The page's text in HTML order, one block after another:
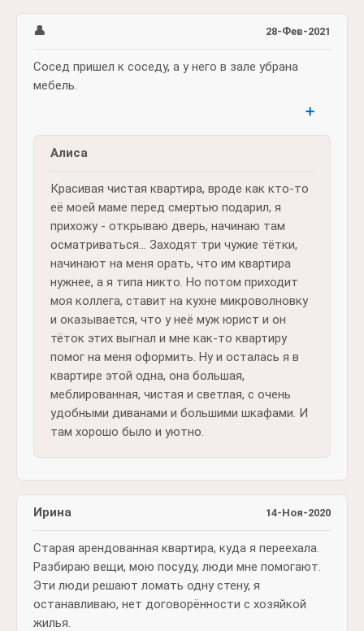
28-Фев-2021
👤
Сосед пришел к соседу, а у него в зале убрана
мебель.
➕
Алиса
Красивая чистая квартира, вроде как кто-то
её моей маме перед смертью подарил, я
прихожу - открываю дверь, начинаю там
осматриваться... Заходят три чужие тётки,
начинают на меня орать, что им квартира
нужнее, а я типа никто. Но потом приходит
моя коллега, ставит на кухне микроволновку
и оказывается, что у неё муж юрист и он
тёток этих выгнал и мне как-то квартиру
помог на меня оформить. Ну и осталась я в
квартире этой одна, она большая,
меблированная, чистая и светлая, с очень
удобными диванами и большими шкафами. И
там хорошо было и уютно.
14-Ноя-2020
Ирина
Старая арендованная квартира, куда я переехала.
Разбираю вещи, мою посуду, люди мне помогают.
Эти люди решают ломать одну стену, я
останавливаю, нет договорённости с хозяйкой
жилья.